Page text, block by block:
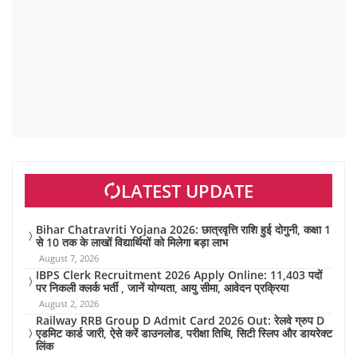
LATEST UPDATE
Bihar Chatravriti Yojana 2026: छात्रवृत्ति राशि हुई दोगुनी, कक्षा 1
से 10 तक के लाखों विद्यार्थियों को मिलेगा बड़ा लाभ
August 7, 2026
IBPS Clerk Recruitment 2026 Apply Online: 11,403 पदों
पर निकली क्लर्क भर्ती , जानें योग्यता, आयु सीमा, आवेदन प्रक्रिया
August 2, 2026
Railway RRB Group D Admit Card 2026 Out: रेलवे ग्रुप D
एडमिट कार्ड जारी, ऐसे करें डाउनलोड, परीक्षा तिथि, सिटी स्लिप और डायरेक्ट
लिंक